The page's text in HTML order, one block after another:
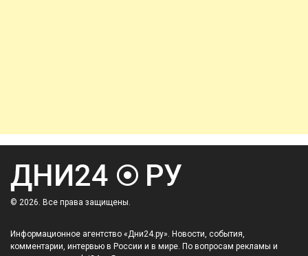
© 2026. Все права защищены.
Информационное агентство «Дни24.ру». Новости, события,
комментарии, интервью в России и в мире. По вопросам рекламы и